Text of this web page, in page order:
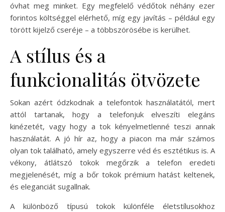
óvhat meg minket. Egy megfelelő védőtok néhány ezer
forintos költséggel elérhető, míg egy javítás – például egy
törött kijelző cseréje – a többszörösébe is kerülhet.
A stílus és a
funkcionalitás ötvözete
Sokan azért ódzkodnak a telefontok használatától, mert
attól tartanak, hogy a telefonjuk elveszíti elegáns
kinézetét, vagy hogy a tok kényelmetlenné teszi annak
használatát. A jó hír az, hogy a piacon ma már számos
olyan tok található, amely egyszerre véd és esztétikus is. A
vékony, átlátszó tokok megőrzik a telefon eredeti
megjelenését, míg a bőr tokok prémium hatást keltenek,
és eleganciát sugallnak.
A különböző típusú tokok különféle életstílusokhoz